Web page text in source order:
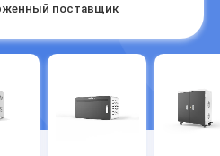
поставщик